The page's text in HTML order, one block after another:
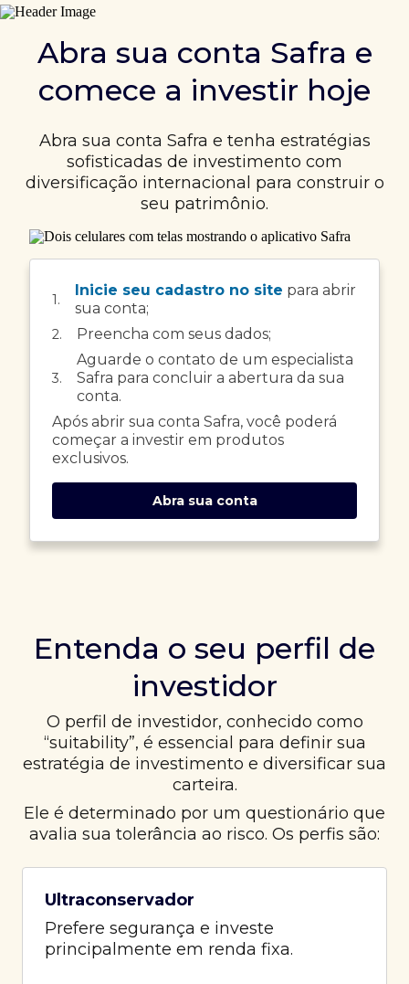
Abra sua conta Safra e
comece a investir hoje
Abra sua conta Safra e tenha estratégias
sofisticadas de investimento com
diversificação internacional para construir o
seu patrimônio.
1.
Inicie seu cadastro no site para abrir
sua conta;
2. Preencha com seus dados;
3.
Aguarde o contato de um especialista
Safra para concluir a abertura da sua
conta.
Após abrir sua conta Safra, você poderá
começar a investir em produtos
exclusivos.
Abra sua conta
Entenda o seu perfil de
investidor
O perfil de investidor, conhecido como
“suitability”, é essencial para definir sua
estratégia de investimento e diversificar sua
carteira.
Ele é determinado por um questionário que
avalia sua tolerância ao risco. Os perfis são:
Ultraconservador
Prefere segurança e investe
principalmente em renda fixa.